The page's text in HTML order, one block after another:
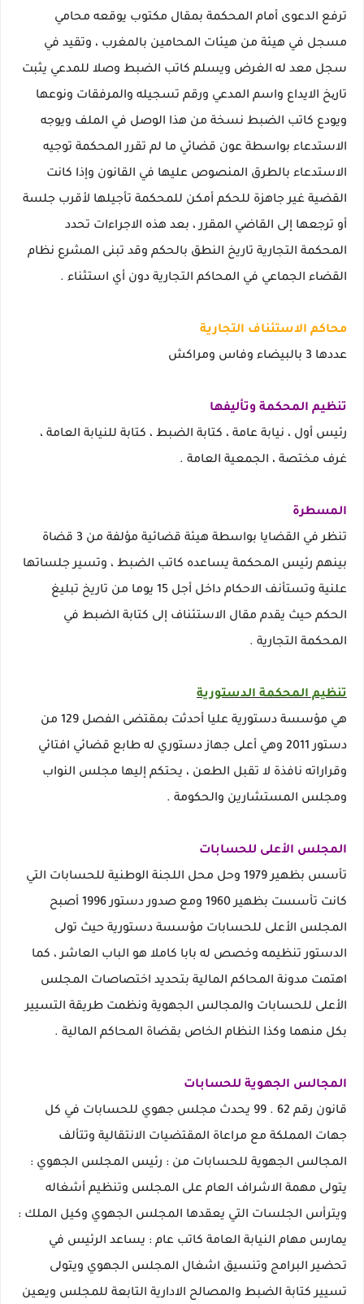
ترفع الدعوى أمام المحكمة بمقال مكتوب يوقعه محامي
مسجل في هيئة من هيئات المحامين بالمغرب ، وتقيد في
سجل معد له الغرض ويسلم كاتب الضبط وصلا للمدعي يثبت
تاریخ الايداع واسم المدعي ورقم تسجيله والمرفقات ونوعها
ويودع كاتب الضبط نسخة من هذا الوصل في الملف ويوجه
الاستدعاء بواسطة عون قضائي ما لم تقرر المحكمة توجيه
الاستدعاء بالطرق المنصوص عليها في القانون وإذا كانت
القضية غير جاهزة للحكم أمكن للمحكمة تأجيلها لأقرب جلسة
أو ترجعها إلى القاضي المقرر ، بعد هذه الاجراءات تحدد
المحكمة التجارية تاريخ النطق بالحكم وقد تبنى المشرع نظام
القضاء الجماعي في المحاكم التجارية دون أي استثناء .
محاكم الاستئناف التجارية
عددها 3 بالبيضاء وفاس ومراكش
تنظيم المحكمة وتأليفها
رئيس أول ، نيابة عامة ، كتابة الضبط ، كتابة للنيابة العامة ،
غرف مختصة ، الجمعية العامة .
المسطرة
تنظر في القضايا بواسطة هيئة قضائية مؤلفة من 3 قضاة
بينهم رئيس المحكمة يساعده كاتب الضبط ، وتسير جلساتها
علنية وتستأنف الاحكام داخل أجل 15 يوما من تاريخ تبليغ
الحكم حيث يقدم مقال الاستئناف إلى كتابة الضبط في
المحكمة التجارية .
تنظيم المحكمة الدستورية
هي مؤسسة دستورية عليا أحدثت بمقتضى الفصل 129 من
دستور 2011 وهي أعلى جهاز دستوري له طابع قضائي افتائي
وقراراته نافذة لا تقبل الطعن ، يحتكم إليها مجلس النواب
ومجلس المستشارين والحكومة .
المجلس الأعلى للحسابات
تأسس بظهير 1979 وحل محل اللجنة الوطنية للحسابات التي
كانت تأسست بظهير 1960 ومع صدور دستور 1996 أصبح
المجلس الأعلى للحسابات مؤسسة دستورية حيث تولى
الدستور تنظيمه وخصص له بابا كاملا هو الباب العاشر ، كما
اهتمت مدونة المحاكم المالية بتحديد اختصاصات المجلس
الأعلى للحسابات والمجالس الجهوية ونظمت طريقة التسيير
بكل منهما وكذا النظام الخاص بقضاة المحاكم المالية .
المجالس الجهوية للحسابات
قانون رقم 62 . 99 يحدث مجلس جهوي للحسابات في كل
جهات المملكة مع مراعاة المقتضيات الانتقالية وتتألف
المجالس الجهوية للحسابات من : رئيس المجلس الجهوي :
يتولى مهمة الاشراف العام على المجلس وتنظيم أشغاله
ويترأس الجلسات التي يعقدها المجلس الجهوي وكيل الملك :
يمارس مهام النيابة العامة كاتب عام : يساعد الرئيس في
تحضير البرامج وتنسيق اشغال المجلس الجهوي ويتولى
تسيير كتابة الضبط والمصالح الادارية التابعة للمجلس ويعين